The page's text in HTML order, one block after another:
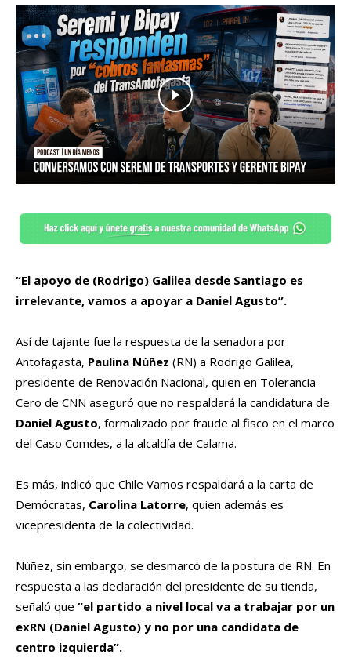
“El apoyo de (Rodrigo) Galilea desde Santiago es
irrelevante, vamos a apoyar a Daniel Agusto”.
Así de tajante fue la respuesta de la senadora por
Antofagasta, Paulina Núñez (RN) a Rodrigo Galilea,
presidente de Renovación Nacional, quien en Tolerancia
Cero de CNN aseguró que no respaldará la candidatura de
Daniel Agusto, formalizado por fraude al fisco en el marco
del Caso Comdes, a la alcaldía de Calama.
Es más, indicó que Chile Vamos respaldará a la carta de
Demócratas, Carolina Latorre, quien además es
vicepresidenta de la colectividad.
Núñez, sin embargo, se desmarcó de la postura de RN. En
respuesta a las declaración del presidente de su tienda,
señaló que “el partido a nivel local va a trabajar por un
exRN (Daniel Agusto) y no por una candidata de
centro izquierda”.